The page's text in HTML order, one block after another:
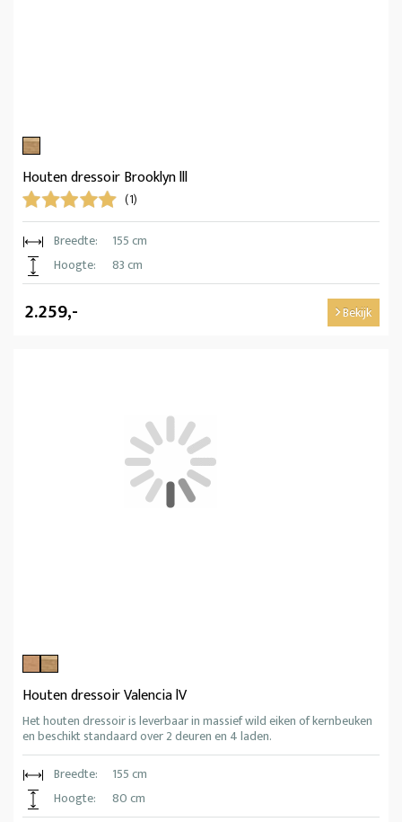
Houten dressoir Brooklyn lll
(1)
Breedte:
155 cm
Hoogte:
83 cm
2.259,- Bekijk
Houten dressoir Valencia lV
Het houten dressoir is leverbaar in massief wild eiken of kernbeuken
en beschikt standaard over 2 deuren en 4 laden.
Breedte:
155 cm
Hoogte:
80 cm